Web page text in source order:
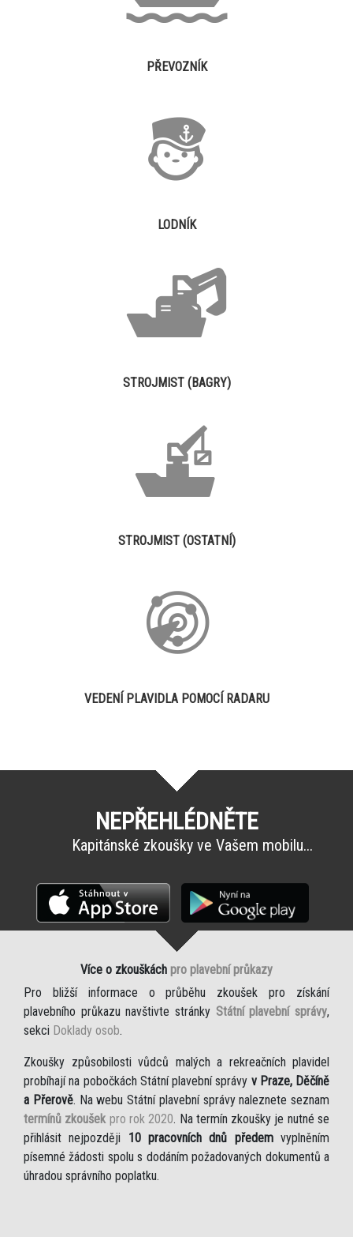
PŘEVOZNÍK
LODNÍK
STROJMIST (BAGRY)
STROJMIST (OSTATNÍ)
VEDENÍ PLAVIDLA POMOCÍ RADARU
NEPŘEHLÉDNĚTE
Kapitánské zkoušky ve Vašem mobilu...
Více o zkouškách pro plavební průkazy
Pro bližší informace o průběhu zkoušek pro získání
plavebního průkazu navštivte stránky Státní plavební správy,
sekci Doklady osob.
Zkoušky způsobilosti vůdců malých a rekreačních plavidel
probíhají na pobočkách Státní plavební správy v Praze, Děčíně
a Přerově. Na webu Státní plavební správy naleznete seznam
termínů zkoušek pro rok 2020. Na termín zkoušky je nutné se
přihlásit nejpozději 10 pracovních dnů předemvyplněním
písemné žádosti spolu s dodáním požadovaných dokumentů a
úhradou správního poplatku.